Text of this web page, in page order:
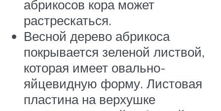
абрикосов кора может
растрескаться.
Весной дерево абрикоса
покрывается зеленой листвой,
которая имеет овально-
яйцевидную форму. Листовая
пластина на верхушке